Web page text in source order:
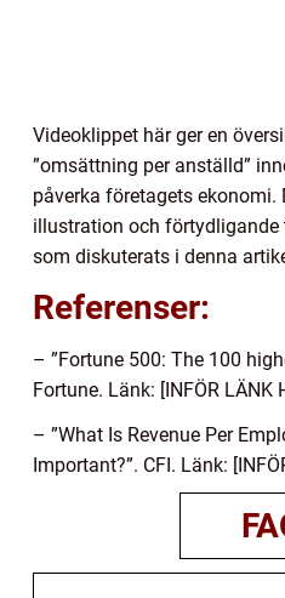
Videoklippet här ger en
”omsättning per anställd”
påverka företagets ekonomi.
illustration och
som diskuterats i denna
Referenser:
– ”Fortune 500: The 100
Fortune. Länk: [INFÖR LÄNK
– ”What Is Revenue Per
Important?”. CFI. Länk: